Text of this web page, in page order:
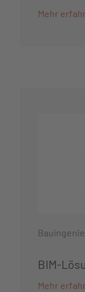
Mehr
BIM-
Mehr